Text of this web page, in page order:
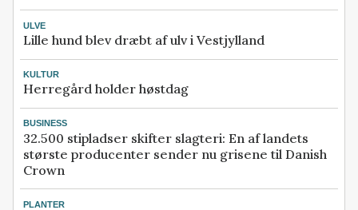
ULVE
Lille hund blev dræbt af ulv i Vestjylland
KULTUR
Herregård holder høstdag
BUSINESS
32.500 stipladser skifter slagteri: En af landets
største producenter sender nu grisene til Danish
Crown
PLANTER